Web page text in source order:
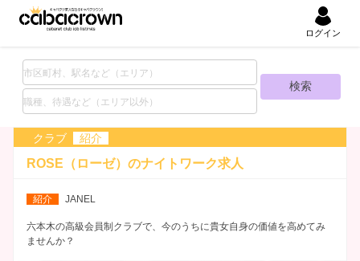
ログイン
クラブ 紹介
ROSE（ローゼ）のナイトワーク求人
紹介 JANEL
六本木の高級会員制クラブで、今のうちに貴女自身の価値を高めてみ
ませんか？